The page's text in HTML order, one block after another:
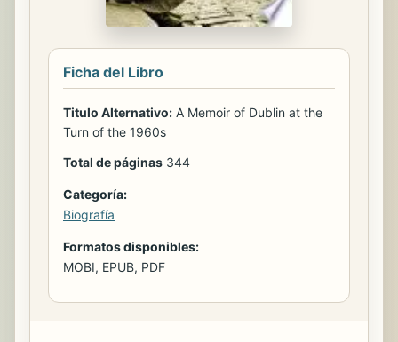
Ficha del Libro
Titulo Alternativo: A Memoir of Dublin at the
Turn of the 1960s
Total de páginas 344
Categoría:
Biografía
Formatos disponibles:
MOBI, EPUB, PDF